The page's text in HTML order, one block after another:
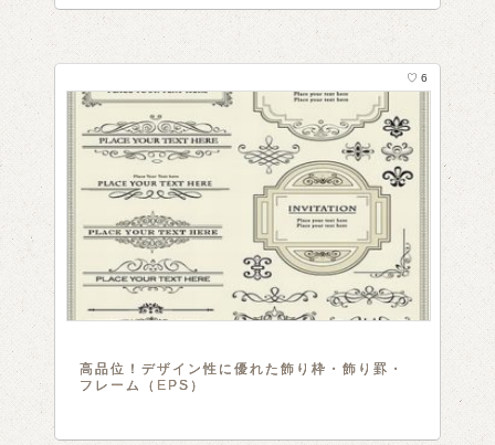
高品位！デザイン性に優れた飾り枠・飾り罫・
フレーム（EPS）
♡ 6